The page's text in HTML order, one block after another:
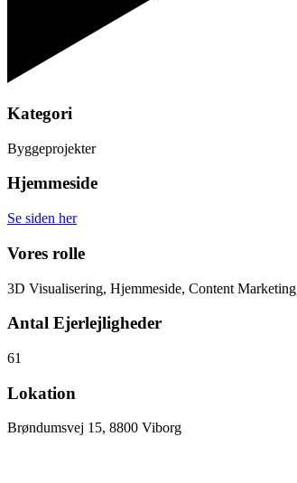
Kategori
Byggeprojekter
Hjemmeside
Se siden her
Vores rolle
3D Visualisering, Hjemmeside, Content
Antal Ejerlejligheder
61
Lokation
Brøndumsvej 15, 8800 Viborg